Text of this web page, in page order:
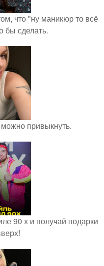
что "ну маникюр то всё
бы сделать.
привыкнуть.
90 х и получай подарки